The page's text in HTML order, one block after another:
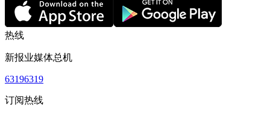
热线
新报业媒体总机
63196319
订阅热线